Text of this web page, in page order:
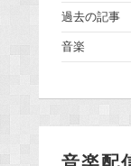
過去の記事
音楽